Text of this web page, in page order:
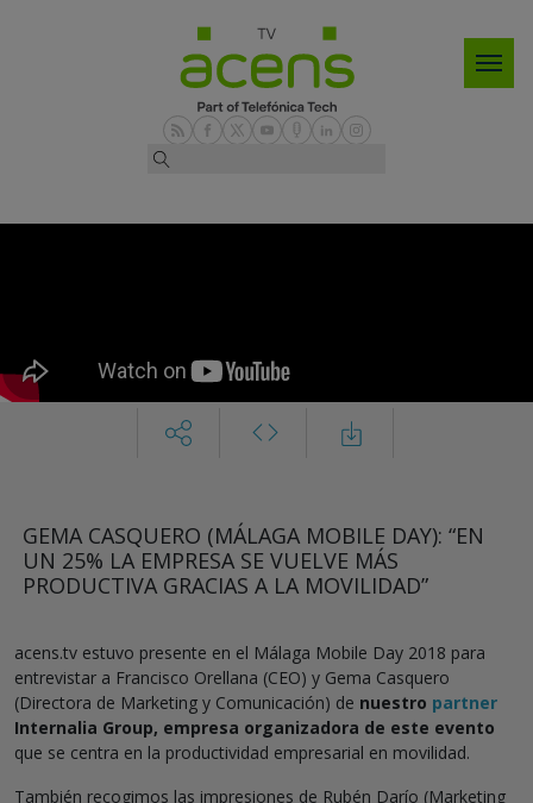
GEMA CASQUERO (MÁLAGA MOBILE DAY): “EN
UN 25% LA EMPRESA SE VUELVE MÁS
PRODUCTIVA GRACIAS A LA MOVILIDAD”
acens.tv estuvo presente en el Málaga Mobile Day 2018 para
entrevistar a Francisco Orellana (CEO) y Gema Casquero
(Directora de Marketing y Comunicación) de nuestro partner
Internalia Group, empresa organizadora de este evento
que se centra en la productividad empresarial en movilidad.
También recogimos las impresiones de Rubén Darío (Marketing